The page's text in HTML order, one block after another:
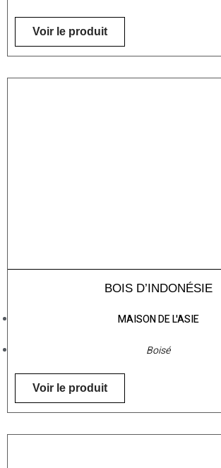
Voir le produit
BOIS D’INDONÉSIE
MAISON DE L'ASIE
Boisé
Voir le produit